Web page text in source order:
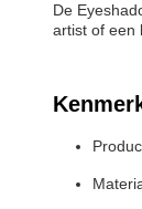
De
artist of een